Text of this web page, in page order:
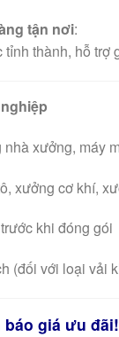
tận nơi:
thành, hỗ
xưởng, máy
xưởng cơ khí,
khi đóng gói
(đối với loại vải
báo giá ưu đãi!